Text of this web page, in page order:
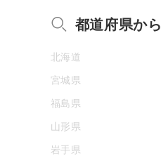
都道府県か
北海道
宮城県
福島県
山形県
岩手県